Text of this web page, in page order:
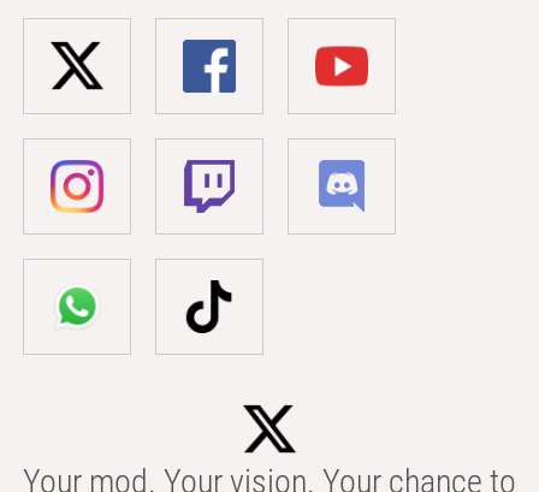
Your mod. Your vision. Your chance to